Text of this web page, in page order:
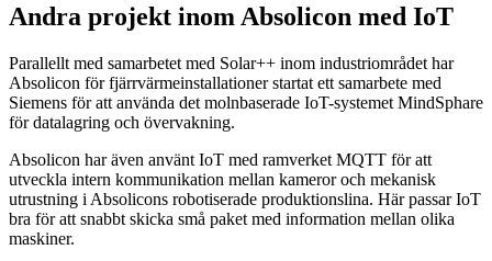
Andra projekt inom Absolicon med IoT
Parallellt med samarbetet med Solar++ inom industriområdet har
Absolicon för fjärrvärme­installationer startat ett samarbete med
Siemens för att använda det molnbaserade IoT-systemet MindSphare
för datalagring och övervakning.
Absolicon har även använt IoT med ramverket MQTT för att
utveckla intern kommunikation mellan kameror och mekanisk
utrustning i Absolicons robotiserade produktionslina. Här passar IoT
bra för att snabbt skicka små paket med information mellan olika
maskiner.